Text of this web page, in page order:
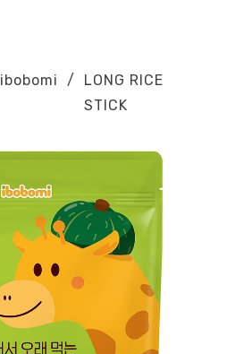
ibobomi /
LONG RICE
STICK